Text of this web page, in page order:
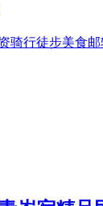
骑行徒步美食